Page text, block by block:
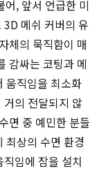
어, 앞서 언급한 미
3D 메쉬 커버의 유
체의 묵직함이 매
감싸는 코팅과 메
움직임을 최소화
의 전달되지 않
면 중 예민한 분들
최상의 수면 환경
임에 잠을 설치